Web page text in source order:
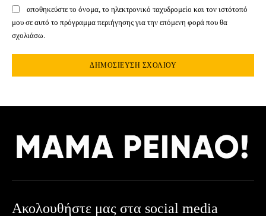
αποθηκεύστε το όνομα, το ηλεκτρονικό ταχυδρομείο και τον ιστότοπό
μου σε αυτό το πρόγραμμα περιήγησης για την επόμενη φορά που θα
σχολιάσω.
Ακολουθήστε μας στα social media